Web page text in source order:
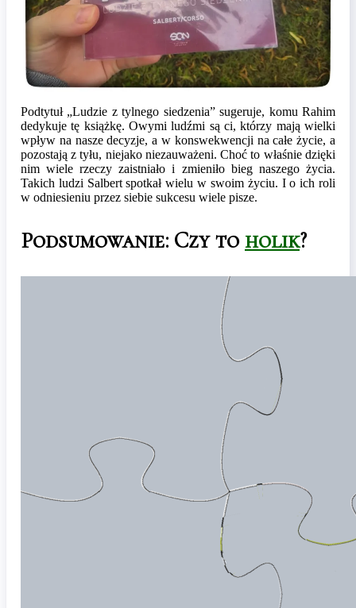
Podtytuł „Ludzie z tylnego siedzenia” sugeruje, komu Rahim
dedykuje tę książkę. Owymi ludźmi są ci, którzy mają wielki
wpływ na nasze decyzje, a w konswekwencji na całe życie, a
pozostają z tyłu, niejako niezauważeni. Choć to właśnie dzięki
nim wiele rzeczy zaistniało i zmieniło bieg naszego życia.
Takich ludzi Salbert spotkał wielu w swoim życiu. I o ich roli
w odniesieniu przez siebie sukcesu wiele pisze.
Podsumowanie: Czy toholik?